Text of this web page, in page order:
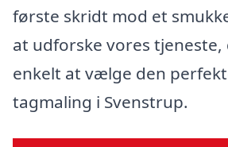
første skridt mod et
at udforske vores
enkelt at vælge den
tagmaling i Svenstrup.